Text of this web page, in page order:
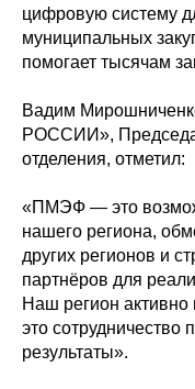
цифровую систему
муниципальных
помогает тысячам
Вадим
РОССИИ»,
отделения, отметил:
«ПМЭФ — это
нашего региона,
других регионов и
партнёров для
Наш регион
это сотрудничество
результаты».